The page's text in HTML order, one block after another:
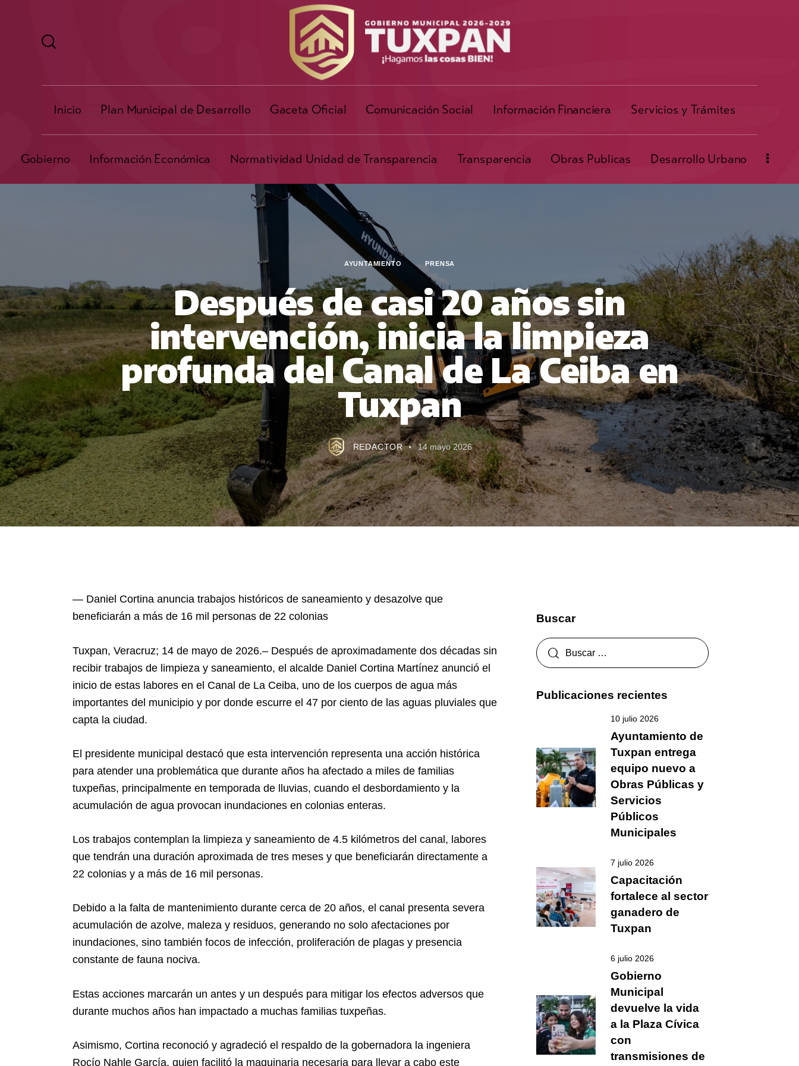
Inicio Plan Municipal de Desarrollo Gaceta Oficial Comunicación Social Información Financiera Servicios y Trámites
Gobierno Información Económica Normatividad Unidad de Transparencia Transparencia Obras Publicas Desarrollo Urbano
AYUNTAMIENTO PRENSA
Después de casi 20 años sin
intervención, inicia la limpieza
profunda del Canal de La Ceiba en
Tuxpan
REDACTOR 14 mayo 2026
— Daniel Cortina anuncia trabajos históricos de saneamiento y desazolve que
beneficiarán a más de 16 mil personas de 22 colonias
Tuxpan, Veracruz; 14 de mayo de 2026.– Después de aproximadamente dos décadas sin
recibir trabajos de limpieza y saneamiento, el alcalde Daniel Cortina Martínez anunció el
inicio de estas labores en el Canal de La Ceiba, uno de los cuerpos de agua más
importantes del municipio y por donde escurre el 47 por ciento de las aguas pluviales que
capta la ciudad.
El presidente municipal destacó que esta intervención representa una acción histórica
para atender una problemática que durante años ha afectado a miles de familias
tuxpeñas, principalmente en temporada de lluvias, cuando el desbordamiento y la
acumulación de agua provocan inundaciones en colonias enteras.
Los trabajos contemplan la limpieza y saneamiento de 4.5 kilómetros del canal, labores
que tendrán una duración aproximada de tres meses y que beneficiarán directamente a
22 colonias y a más de 16 mil personas.
Debido a la falta de mantenimiento durante cerca de 20 años, el canal presenta severa
acumulación de azolve, maleza y residuos, generando no solo afectaciones por
inundaciones, sino también focos de infección, proliferación de plagas y presencia
constante de fauna nociva.
Estas acciones marcarán un antes y un después para mitigar los efectos adversos que
durante muchos años han impactado a muchas familias tuxpeñas.
Asimismo, Cortina reconoció y agradeció el respaldo de la gobernadora la ingeniera
Rocío Nahle García, quien facilitó la maquinaria necesaria para llevar a cabo este
Buscar
Publicaciones recientes
10 julio 2026
Ayuntamiento de
Tuxpan entrega
equipo nuevo a
Obras Públicas y
Servicios
Públicos
Municipales
7 julio 2026
Capacitación
fortalece al sector
ganadero de
Tuxpan
6 julio 2026
Gobierno
Municipal
devuelve la vida
a la Plaza Cívica
con
transmisiones de